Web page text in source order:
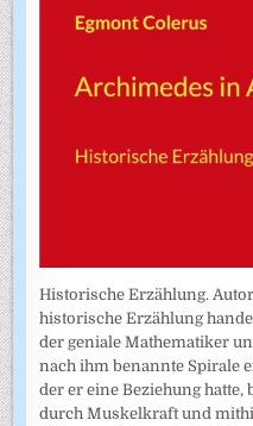
Historische Erzählung.
historische Erzählung
der geniale Mathematiker
nach ihm benannte Spirale
der er eine Beziehung hatte,
durch Muskelkraft und